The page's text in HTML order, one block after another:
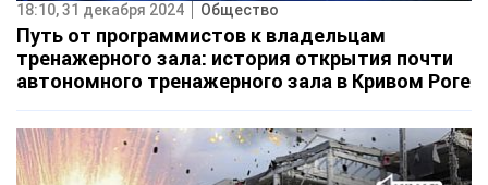
18:10, 31 декабря 2024 Общество
Путь от программистов к владельцам
тренажерного зала: история открытия почти
автономного тренажерного зала в Кривом Роге